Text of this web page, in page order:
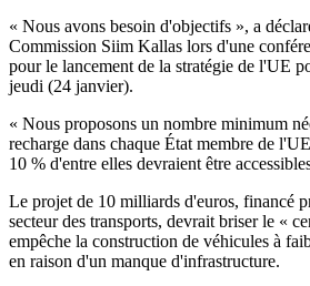
« Nous avons besoin d'objectifs », a
Commission Siim Kallas lors d'une
pour le lancement de la stratégie de l'UE
jeudi (24 janvier).
« Nous proposons un nombre minimum
recharge dans chaque État membre de
10 % d'entre elles devraient être
Le projet de 10 milliards d'euros, financé
secteur des transports, devrait briser le «
empêche la construction de véhicules à
en raison d'un manque d'infrastructure.